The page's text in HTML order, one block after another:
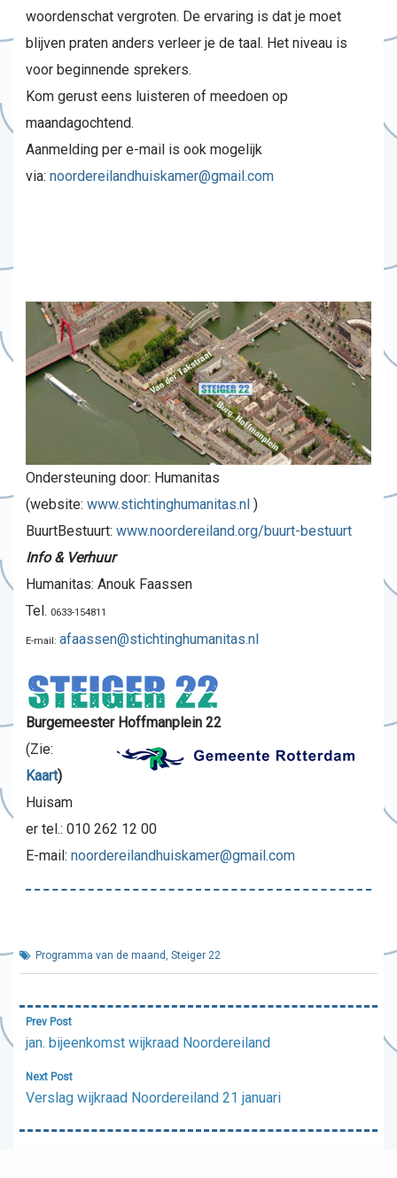
woordenschat vergroten. De ervaring is dat je moet
blijven praten anders verleer je de taal. Het niveau is
voor beginnende sprekers.
Kom gerust eens luisteren of meedoen op
maandagochtend.
Aanmelding per e-mail is ook mogelijk
via: noordereilandhuiskamer@gmail.com
Ondersteuning door: Humanitas
(website: www.stichtinghumanitas.nl )
BuurtBestuurt: www.noordereiland.org/buurt-bestuurt
Info & Verhuur
Humanitas: Anouk Faassen
Tel. 0633-154811
E-mail: afaassen@stichtinghumanitas.nl
Burgemeester Hoffmanplein 22
(Zie:
Kaart)
Huisam
er tel.: 010 262 12 00
E-mail: noordereilandhuiskamer@gmail.com
Programma van de maand Steiger 22
Bericht
navigatie
Prev Post
jan. bijeenkomst wijkraad Noordereiland
Next Post
Verslag wijkraad Noordereiland 21 januari